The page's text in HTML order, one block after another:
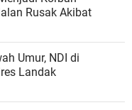
Rusak Akibat
Umur, NDI di
Landak